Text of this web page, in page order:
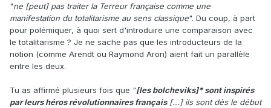
"ne [peut] pas traiter la Terreur française comme une
manifestation du totalitarisme au sens classique". Du coup, à part
pour polémiquer, à quoi sert d'introduire une comparaison avec
le totalitarisme ? Je ne sache pas que les introducteurs de la
notion (comme Arendt ou Raymond Aron) aient fait un parallèle
entre les deux.
Tu as affirmé plusieurs fois que "[les bolcheviks]* sont inspirés
par leurs héros révolutionnaires français[...] ils sont dès le début